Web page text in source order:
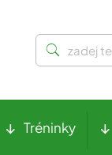
Tréninky